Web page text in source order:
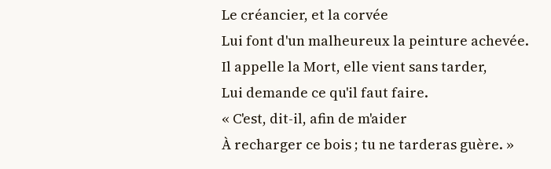
Le créancier, et la corvée
Lui font d'un malheureux la peinture achevée.
Il appelle la Mort, elle vient sans tarder,
Lui demande ce qu'il faut faire.
« C'est, dit-il, afin de m'aider
À recharger ce bois ; tu ne tarderas guère. »